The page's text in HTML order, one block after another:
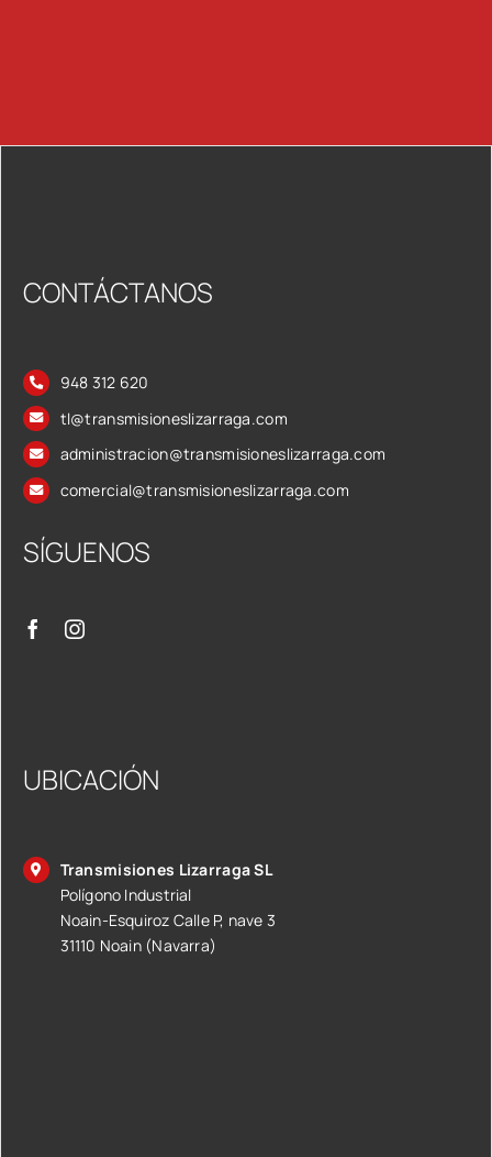
CONTÁCTANOS
948 312 620
tl@transmisioneslizarraga.com
administracion@transmisioneslizarraga.com
comercial@transmisioneslizarraga.com
SÍGUENOS
UBICACIÓN
Transmisiones Lizarraga SL
Polígono Industrial
Noain-Esquiroz Calle P, nave 3
31110 Noain (Navarra)